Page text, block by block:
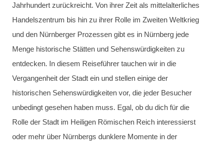
Jahrhundert zurückreicht. Von ihrer Zeit als mittelalterliches
Handelszentrum bis hin zu ihrer Rolle im Zweiten Weltkrieg
und den Nürnberger Prozessen gibt es in Nürnberg jede
Menge historische Stätten und Sehenswürdigkeiten zu
entdecken. In diesem Reiseführer tauchen wir in die
Vergangenheit der Stadt ein und stellen einige der
historischen Sehenswürdigkeiten vor, die jeder Besucher
unbedingt gesehen haben muss. Egal, ob du dich für die
Rolle der Stadt im Heiligen Römischen Reich interessierst
oder mehr über Nürnbergs dunklere Momente in der